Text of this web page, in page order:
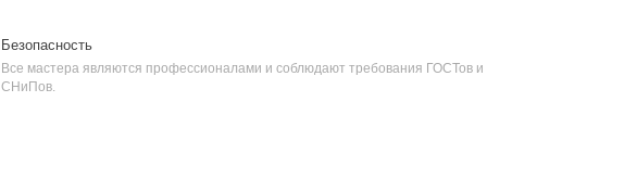
Безопасность
Все мастера являются профессионалами и соблюдают требования ГОСТов и
СНиПов.